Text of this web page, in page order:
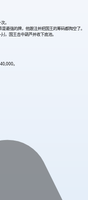
。
最强的牌，他跟注并把国王的筹码都掏空了。
国王击中葫芦并收下底池。
。